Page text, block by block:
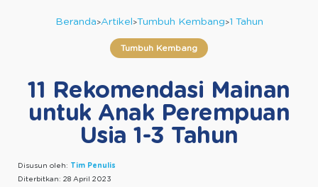
Beranda Artikel Tumbuh Kembang 1 Tahun
Tumbuh Kembang
11 Rekomendasi Mainan
untuk Anak Perempuan
Usia 1-3 Tahun
Disusun oleh: Tim Penulis
Diterbitkan: 28 April 2023